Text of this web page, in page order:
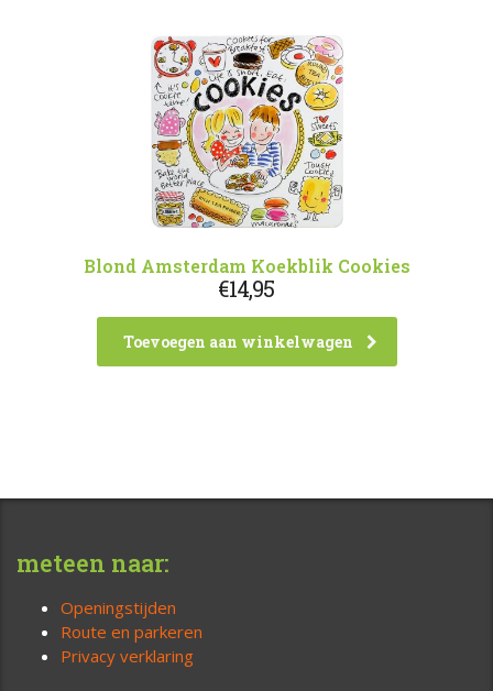
Blond Amsterdam Koekblik Cookies
€14,95
Toevoegen aan winkelwagen
meteen naar:
Openingstijden
Route en parkeren
Privacy verklaring